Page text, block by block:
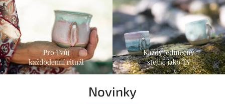
Novinky